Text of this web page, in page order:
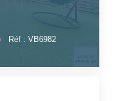
Réf : VB6982